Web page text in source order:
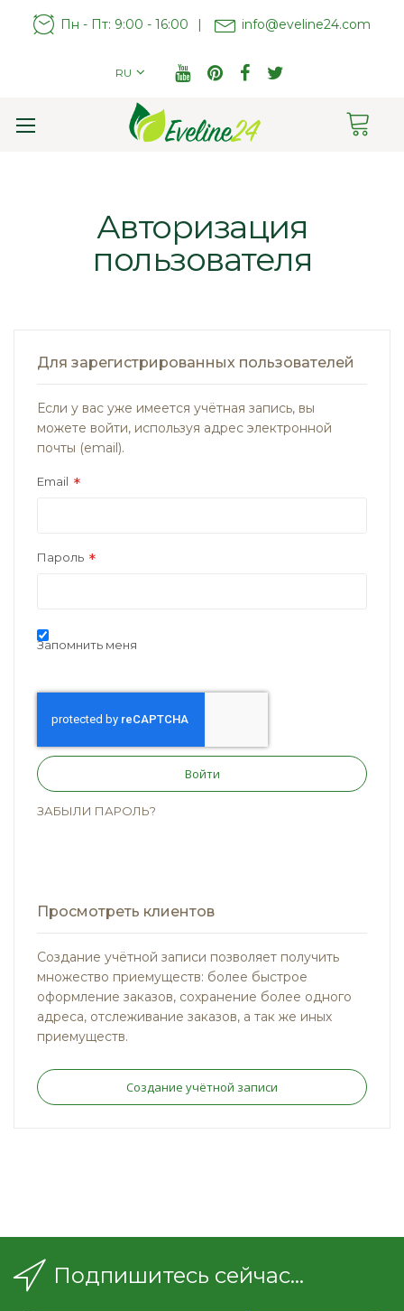
Пн - Пт: 9:00 - 16:00 | info@eveline24.com
RU
Авторизация
пользователя
Для зарегистрированных пользователей
Если у вас уже имеется учётная запись, вы
можете войти, используя адрес электронной
почты (email).
Email
Пароль
Запомнить меня
Войти
ЗАБЫЛИ ПАРОЛЬ?
Просмотреть клиентов
Создание учётной записи позволяет получить
множество приемуществ: более быстрое
оформление заказов, сохранение более одного
адреса, отслеживание заказов, а так же иных
приемуществ.
Создание учётной записи
Подпишитесь сейчас...